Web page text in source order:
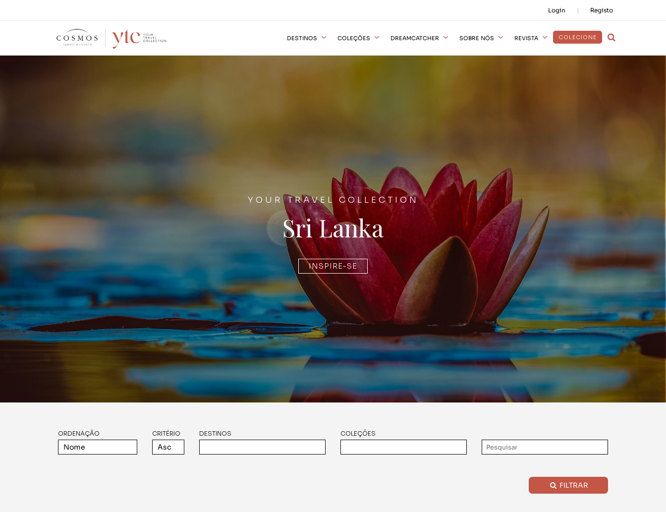
Login Registo
DESTINOS COLEÇÕES DREAMCATCHER SOBRE NÓS REVISTA COLECIONE
YOUR TRAVEL COLLECTION
Sri Lanka
INSPIRE-SE
ORDENAÇÃO CRITÉRIO DESTINOS COLEÇÕES
FILTRAR